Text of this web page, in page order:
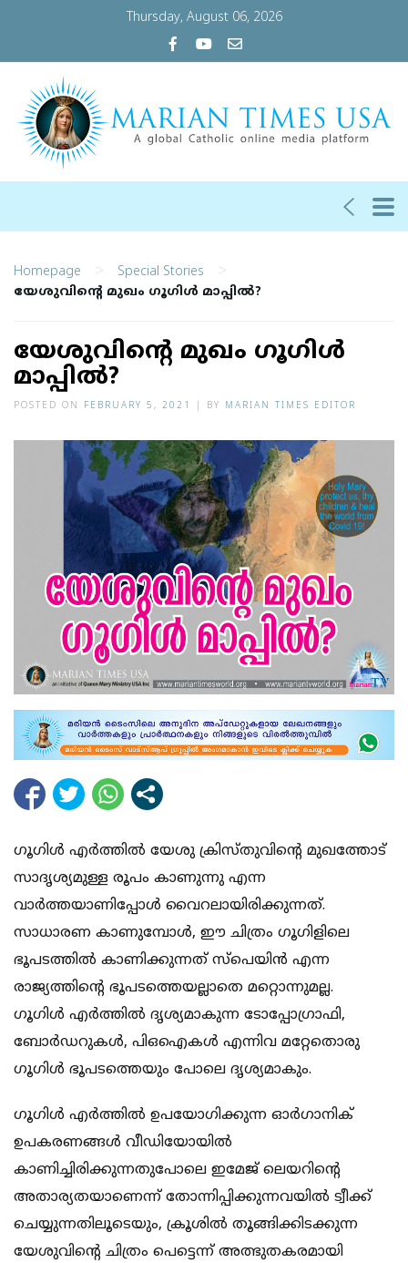
Thursday, August 06, 2026
Homepage > Special Stories >
യേശുവിന്റെ മുഖം ഗൂഗിള്‍ മാപ്പില്‍?
യേശുവിന്റെ മുഖം ഗൂഗിള്‍
മാപ്പില്‍?
POSTED ON FEBRUARY 5, 2021 BY MARIAN TIMES EDITOR
ഗൂഗിള്‍ എര്‍ത്തില്‍ യേശു ക്രിസ്തുവിന്റെ മുഖത്തോട്
സാദൃശ്യമുള്ള രൂപം കാണുന്നു എന്ന
വാര്‍ത്തയാണിപ്പോള്‍ വൈറലായിരിക്കുന്നത്.
സാധാരണ കാണുമ്പോള്‍, ഈ ചിത്രം ഗൂഗിളിലെ
ഭൂപടത്തില്‍ കാണിക്കുന്നത് സ്‌പെയിന്‍ എന്ന
രാജ്യത്തിന്റെ ഭൂപടത്തെയല്ലാതെ മറ്റൊന്നുമല്ല.
ഗൂഗിള്‍ എര്‍ത്തില്‍ ദൃശ്യമാകുന്ന ടോപ്പോഗ്രാഫി,
ബോര്‍ഡറുകള്‍, പിഒഐകള്‍ എന്നിവ മറ്റേതൊരു
ഗൂഗിള്‍ ഭൂപടത്തെയും പോലെ ദൃശ്യമാകും.
ഗൂഗിള്‍ എര്‍ത്തില്‍ ഉപയോഗിക്കുന്ന ഓര്‍ഗാനിക്
ഉപകരണങ്ങള്‍ വീഡിയോയില്‍
കാണിച്ചിരിക്കുന്നതുപോലെ ഇമേജ് ലെയറിന്റെ
അതാര്യതയാണെന്ന് തോന്നിപ്പിക്കുന്നവയില്‍ ട്വീക്ക്
ചെയ്യുന്നതിലൂടെയും, ക്രൂശില്‍ തൂങ്ങിക്കിടക്കുന്ന
യേശുവിന്റെ ചിത്രം പെട്ടെന്ന് അത്ഭുതകരമായി